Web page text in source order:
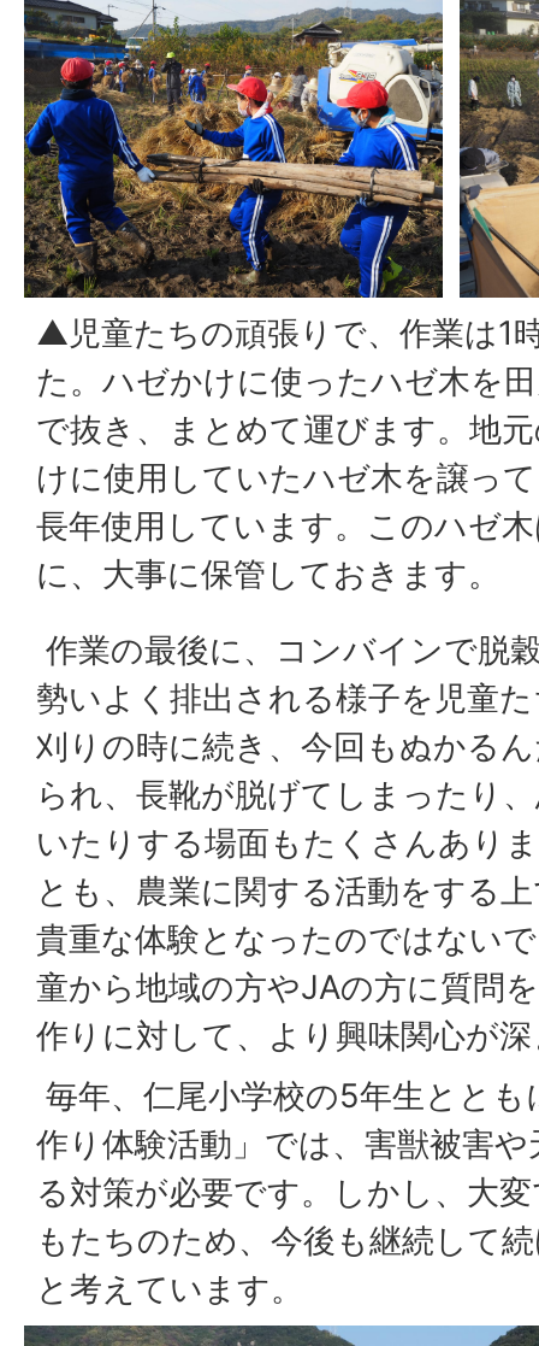
▲児童たちの頑張りで、作業は1
た。ハゼかけに使ったハゼ木を
で抜き、まとめて運びます。地
けに使用していたハゼ木を譲っ
長年使用しています。このハゼ
に、大事に保管しておきます。
作業の最後に、コンバインで脱
勢いよく排出される様子を児童
刈りの時に続き、今回もぬかる
られ、長靴が脱げてしまったり
いたりする場面もたくさんあり
とも、農業に関する活動をする
貴重な体験となったのではない
童から地域の方やJAの方に質問
作りに対して、より興味関心が
毎年、仁尾小学校の5年生とと
作り体験活動」では、害獣被害
る対策が必要です。しかし、大
もたちのため、今後も継続して
と考えています。